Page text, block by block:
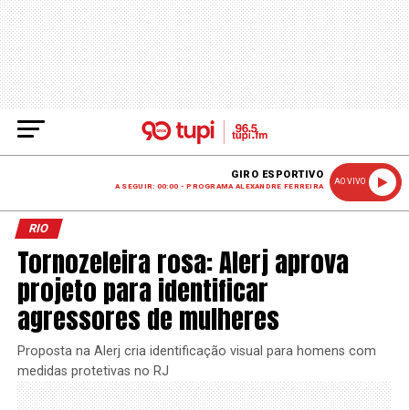
GIRO ESPORTIVO
A SEGUIR: 00:00 - PROGRAMA ALEXANDRE FERREIRA
AO VIVO
RIO
Tornozeleira rosa: Alerj aprova
projeto para identificar
agressores de mulheres
Proposta na Alerj cria identificação visual para homens com
medidas protetivas no RJ